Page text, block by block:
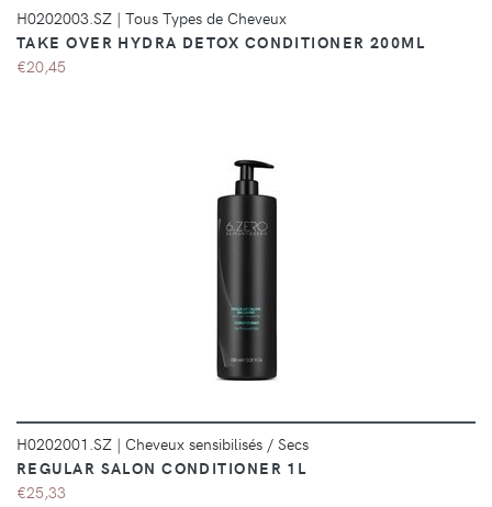
H0202003.SZ | Tous Types de Cheveux
TAKE OVER HYDRA DETOX CONDITIONER 200ML
€20,45
H0202001.SZ | Cheveux sensibilisés / Secs
REGULAR SALON CONDITIONER 1L
€25,33